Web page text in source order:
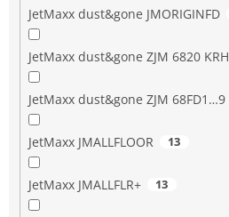
JetMaxx dust&gone JMORIGINFD
JetMaxx dust&gone ZJM 6820 KRH
JetMaxx dust&gone ZJM 68FD1…9
JetMaxx JMALLFLOOR 13
JetMaxx JMALLFLR+ 13